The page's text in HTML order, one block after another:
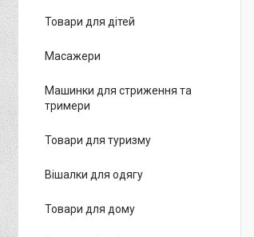
Товари для дітей
Масажери
Машинки для стриження та
тримери
Товари для туризму
Вішалки для одягу
Товари для дому